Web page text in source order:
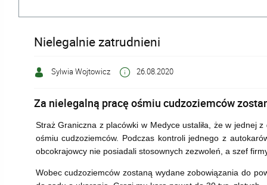
Nielegalnie zatrudnieni
Sylwia Wojtowicz 26.08.2020
Za nielegalną pracę ośmiu cudzoziemców
Straż Graniczna z placówki w Medyce ustaliła, że w jednej
ośmiu cudzoziemców. Podczas kontroli jednego z
obcokrajowcy nie posiadali stosownych zezwoleń, a szef
Wobec cudzoziemców zostaną wydane zobowiązania do